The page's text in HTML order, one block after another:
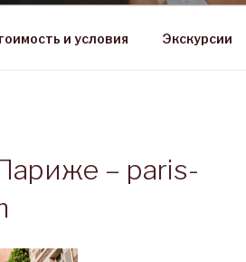
и условия Экскурсии
– paris-